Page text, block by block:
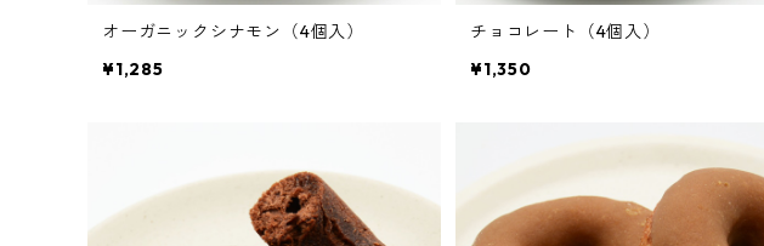
オーガニックシナモン（4個入）
¥1,285
チョコレート（4個入）
¥1,350